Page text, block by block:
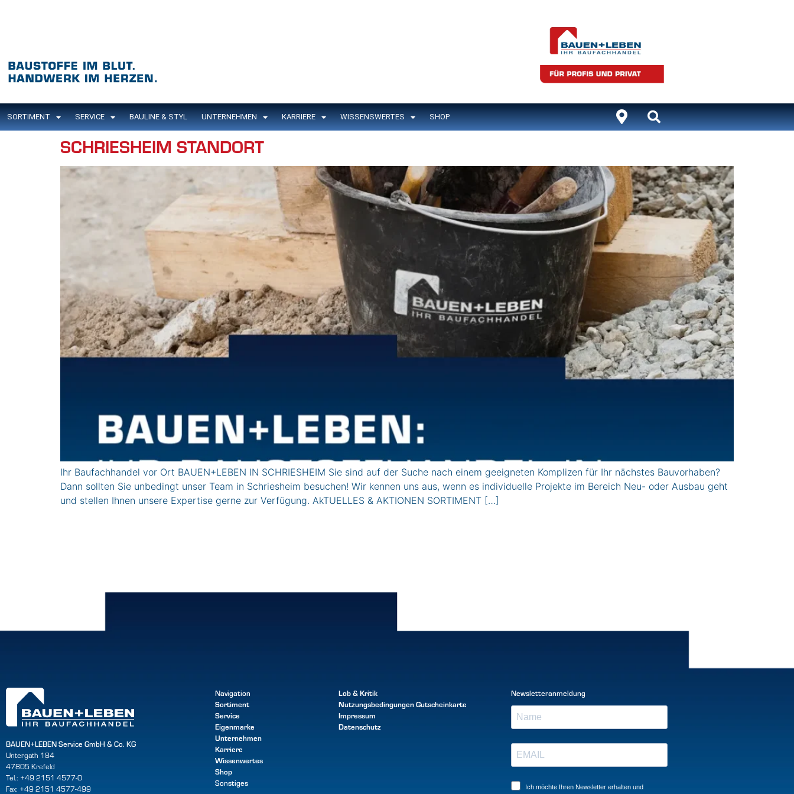
SORTIMENT SERVICE BAULINE & STYL UNTERNEHMEN KARRIERE WISSENSWERTES SHOP
SCHRIESHEIM STANDORT
Ihr Baufachhandel vor Ort BAUEN+LEBEN IN SCHRIESHEIM Sie sind auf der Suche nach einem geeigneten Komplizen für Ihr nächstes Bauvorhaben?
Dann sollten Sie unbedingt unser Team in Schriesheim besuchen! Wir kennen uns aus, wenn es individuelle Projekte im Bereich Neu- oder Ausbau geht
und stellen Ihnen unsere Expertise gerne zur Verfügung. AkTUELLES & AKTIONEN SORTIMENT […]
BAUEN+LEBEN Service GmbH & Co. KG
Untergath 184
47805 Krefeld
Tel.: +49 2151 4577-0
Fax: +49 2151 4577-499
Navigation
Sortiment
Service
Eigenmarke
Unternehmen
Karriere
Wissenwertes
Shop
Sonstiges
Lob & Kritik
NutzungsbedingungenGutscheinkarte
Impressum
Datenschutz
Newsletteranmeldung
Ich möchte Ihren Newsletter erhalten und